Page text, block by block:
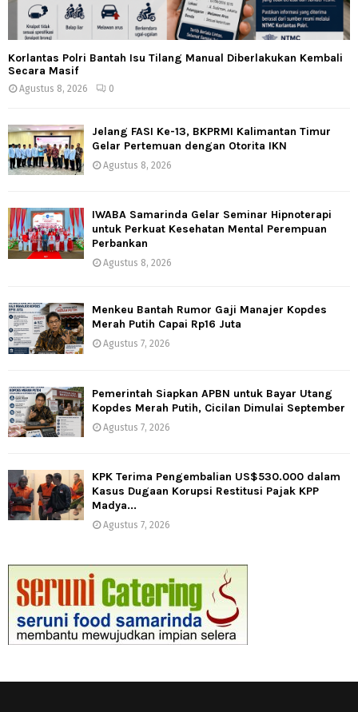
Korlantas Polri Bantah Isu Tilang Manual Diberlakukan Kembali
Secara Masif
Agustus 8, 2026 0
Jelang FASI Ke-13, BKPRMI Kalimantan Timur
Gelar Pertemuan dengan Otorita IKN
Agustus 8, 2026
IWABA Samarinda Gelar Seminar Hipnoterapi
untuk Perkuat Kesehatan Mental Perempuan
Perbankan
Agustus 8, 2026
Menkeu Bantah Rumor Gaji Manajer Kopdes
Merah Putih Capai Rp16 Juta
Agustus 7, 2026
Pemerintah Siapkan APBN untuk Bayar Utang
Kopdes Merah Putih, Cicilan Dimulai September
Agustus 7, 2026
KPK Terima Pengembalian US$530.000 dalam
Kasus Dugaan Korupsi Restitusi Pajak KPP
Madya...
Agustus 7, 2026